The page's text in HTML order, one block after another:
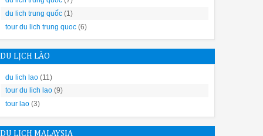
này có thể được thay đổi bằng các tính năng như Delay,
khí khô nóng để sấy khô hoàn toàn mọi vật dụng kể cả thủy
du lich trung quốc (1)
tour du lich trung quoc (6)
DU LỊCH LÀO
du lich lao (11)
tour du lich lao (9)
tour lao (3)
DU LỊCH MALAYSIA